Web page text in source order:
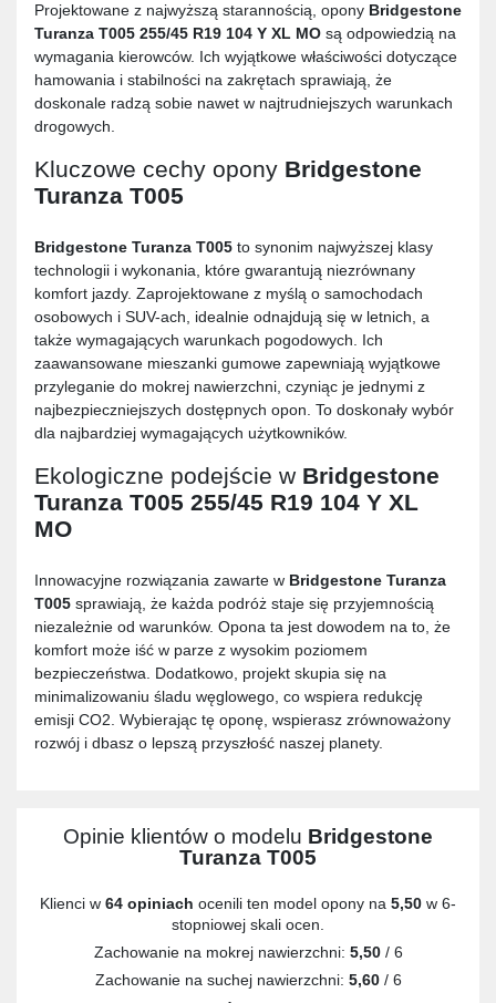
Projektowane z najwyższą starannością, opony Bridgestone
Turanza T005 255/45 R19 104 Y XL MO są odpowiedzią na
wymagania kierowców. Ich wyjątkowe właściwości dotyczące
hamowania i stabilności na zakrętach sprawiają, że
doskonale radzą sobie nawet w najtrudniejszych warunkach
drogowych.
Kluczowe cechy opony Bridgestone
Turanza T005
Bridgestone Turanza T005 to synonim najwyższej klasy
technologii i wykonania, które gwarantują niezrównany
komfort jazdy. Zaprojektowane z myślą o samochodach
osobowych i SUV-ach, idealnie odnajdują się w letnich, a
także wymagających warunkach pogodowych. Ich
zaawansowane mieszanki gumowe zapewniają wyjątkowe
przyleganie do mokrej nawierzchni, czyniąc je jednymi z
najbezpieczniejszych dostępnych opon. To doskonały wybór
dla najbardziej wymagających użytkowników.
Ekologiczne podejście w Bridgestone
Turanza T005 255/45 R19 104 Y XL
MO
Innowacyjne rozwiązania zawarte w Bridgestone Turanza
T005 sprawiają, że każda podróż staje się przyjemnością
niezależnie od warunków. Opona ta jest dowodem na to, że
komfort może iść w parze z wysokim poziomem
bezpieczeństwa. Dodatkowo, projekt skupia się na
minimalizowaniu śladu węglowego, co wspiera redukcję
emisji CO2. Wybierając tę oponę, wspierasz zrównoważony
rozwój i dbasz o lepszą przyszłość naszej planety.
Opinie klientów o modelu Bridgestone
Turanza T005
Klienci w 64 opiniach ocenili ten model opony na 5,50 w 6-
stopniowej skali ocen.
Zachowanie na mokrej nawierzchni: 5,50/ 6
Zachowanie na suchej nawierzchni: 5,60/ 6